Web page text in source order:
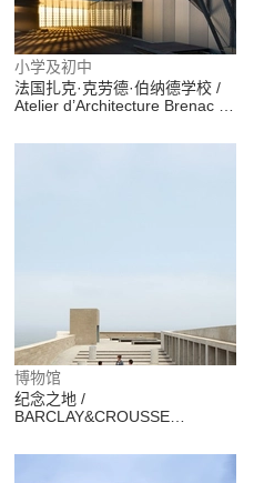
小学及初中
法国扎克·克劳德·伯纳德学校 /
Atelier d’Architecture Brenac &
博物馆
纪念之地 /
BARCLAY&CROUSSE